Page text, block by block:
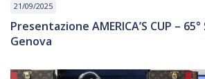
21/09/2025
Presentazione AMERICA’S CUP –
Genova